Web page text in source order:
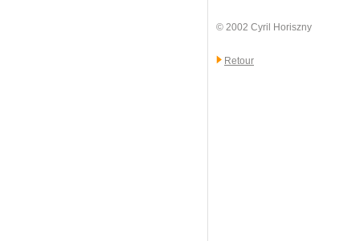
© 2002 Cyril Horiszny
Retour